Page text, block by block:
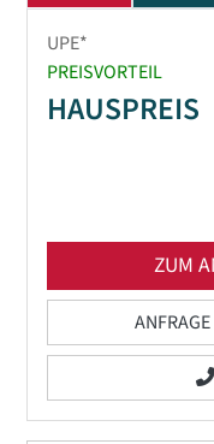
UPE*
PREISVORTEIL
HAUSPREIS
ZUM